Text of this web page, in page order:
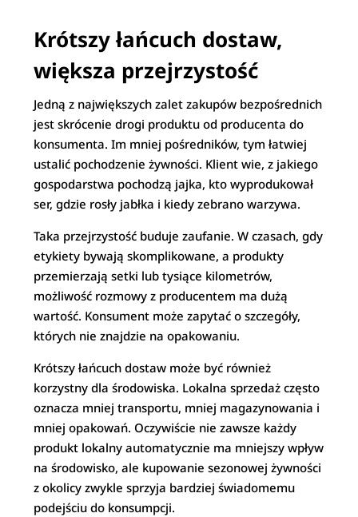
Krótszy łańcuch dostaw,
większa przejrzystość
Jedną z największych zalet zakupów bezpośrednich
jest skrócenie drogi produktu od producenta do
konsumenta. Im mniej pośredników, tym łatwiej
ustalić pochodzenie żywności. Klient wie, z jakiego
gospodarstwa pochodzą jajka, kto wyprodukował
ser, gdzie rosły jabłka i kiedy zebrano warzywa.
Taka przejrzystość buduje zaufanie. W czasach, gdy
etykiety bywają skomplikowane, a produkty
przemierzają setki lub tysiące kilometrów,
możliwość rozmowy z producentem ma dużą
wartość. Konsument może zapytać o szczegóły,
których nie znajdzie na opakowaniu.
Krótszy łańcuch dostaw może być również
korzystny dla środowiska. Lokalna sprzedaż często
oznacza mniej transportu, mniej magazynowania i
mniej opakowań. Oczywiście nie zawsze każdy
produkt lokalny automatycznie ma mniejszy wpływ
na środowisko, ale kupowanie sezonowej żywności
z okolicy zwykle sprzyja bardziej świadomemu
podejściu do konsumpcji.